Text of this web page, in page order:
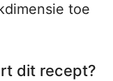
toe
dit recept?